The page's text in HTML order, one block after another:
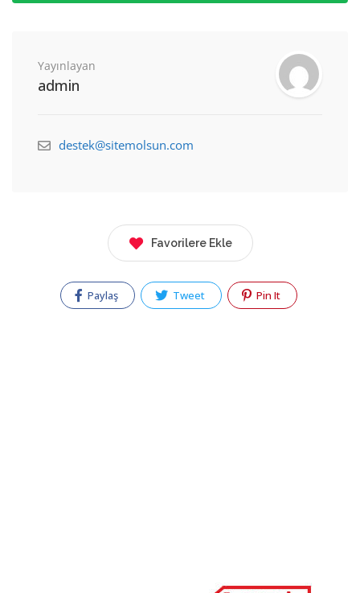
Yayınlayan
admin
destek@sitemolsun.com
Favorilere Ekle
Paylaş Tweet Pin It